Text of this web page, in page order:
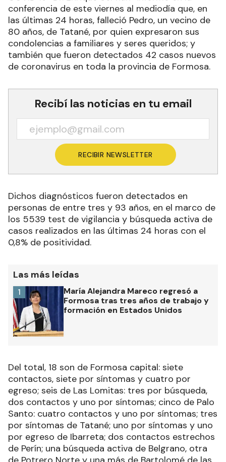
El Consejo de Atención Integral de la Emergencia
COVID 19 “Dr. Enrique Servián” informó en la
conferencia de este viernes al mediodía que, en
las últimas 24 horas, falleció Pedro, un vecino de
80 años, de Tatané, por quien expresaron sus
condolencias a familiares y seres queridos; y
de coronavirus en toda la provincia de Formosa.
Recibí las noticias en tu email
RECIBIR NEWSLETTER
Dichos diagnósticos fueron detectados en
personas de entre tres y 93 años, en el marco de
los 5539 test de vigilancia y búsqueda activa de
Las más leídas
María Alejandra Mareco regresó a
1
Del total, 18 son de Formosa capital: siete
contactos, siete por síntomas y cuatro por
egreso; seis de Las Lomitas: tres por búsqueda,
dos contactos y uno por síntomas; cinco de Palo
Santo: cuatro contactos y uno por síntomas; tres
por síntomas de Tatané; uno por síntomas y uno
por egreso de Ibarreta; dos contactos estrechos